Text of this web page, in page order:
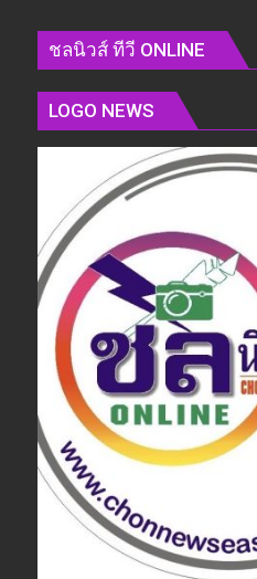
ชลนิวส์ ทีวี ONLINE
LOGO NEWS